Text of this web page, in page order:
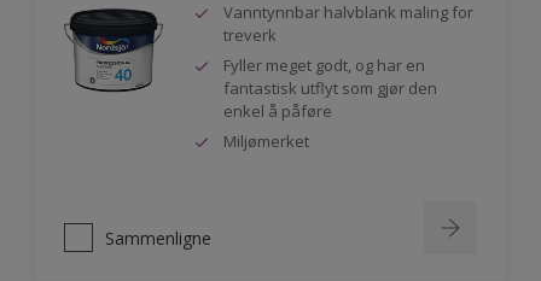
Vanntynnbar halvblank maling for
treverk
Fyller meget godt, og har en
fantastisk utflyt som gjør den
enkel å påføre
Miljømerket
Sammenligne